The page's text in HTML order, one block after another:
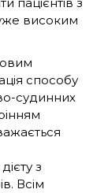
високим
способу
судинних
з
Всім